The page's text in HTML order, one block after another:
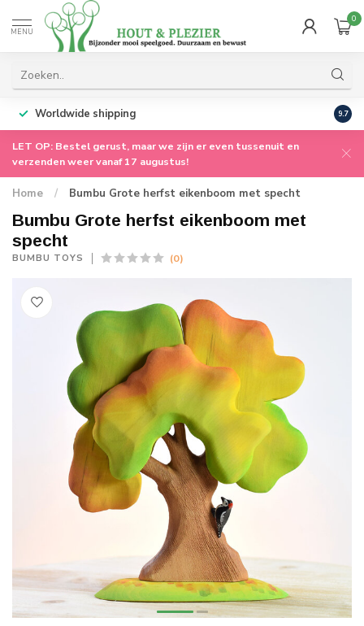
MENU
0
Worldwide shipping 9.7
LET OP: Bestel gerust, maar we zijn er even tussenuit en
verzenden weer vanaf 17 augustus!
Home / Bumbu Grote herfst eikenboom met specht
Bumbu Grote herfst eikenboom met
specht
BUMBU TOYS (0)